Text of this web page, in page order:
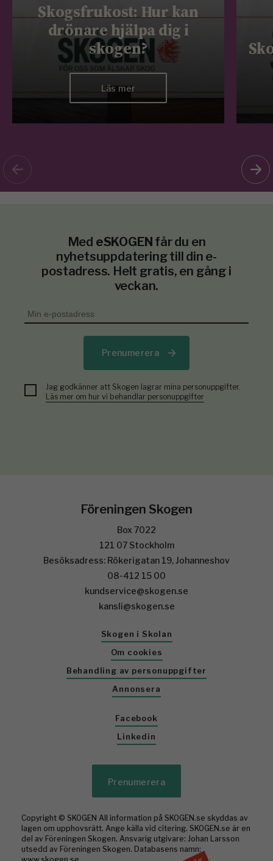
Skogsfrukost: Hur kan
drönare hjälpa dig i
skogen?
Läs mer
Med eSKOGEN får du en
nyhetsuppdatering till din e-
postadress. Helt gratis, en gång i
veckan.
Prenumerera
Jag godkänner att Skogen lagrar mina personuppgifter.
Läs mer om hur vi behandlar personuppgifter
Föreningen Skogen
Box 7022
121 07 Stockholm
Besöksadress: Rökerigatan 19, Johanneshov
08-412 15 00
kundservice@skogen.se
kansli@skogen.se
Skogen i Skolan
Om cookies
Behandling av personuppgifter
Annonsera
Facebook
Linkedin
Prenumerera
Copyright © SKOGEN All information på SKOGEN.se skyddas av
lagen om upphovsrätt. Ange källa vid citering. SKOGEN.se är en
del av Föreningen Skogen. Ansvarig utgivare: Johan Larsson
utsedd av Föreningen Skogen. Databasens namn: